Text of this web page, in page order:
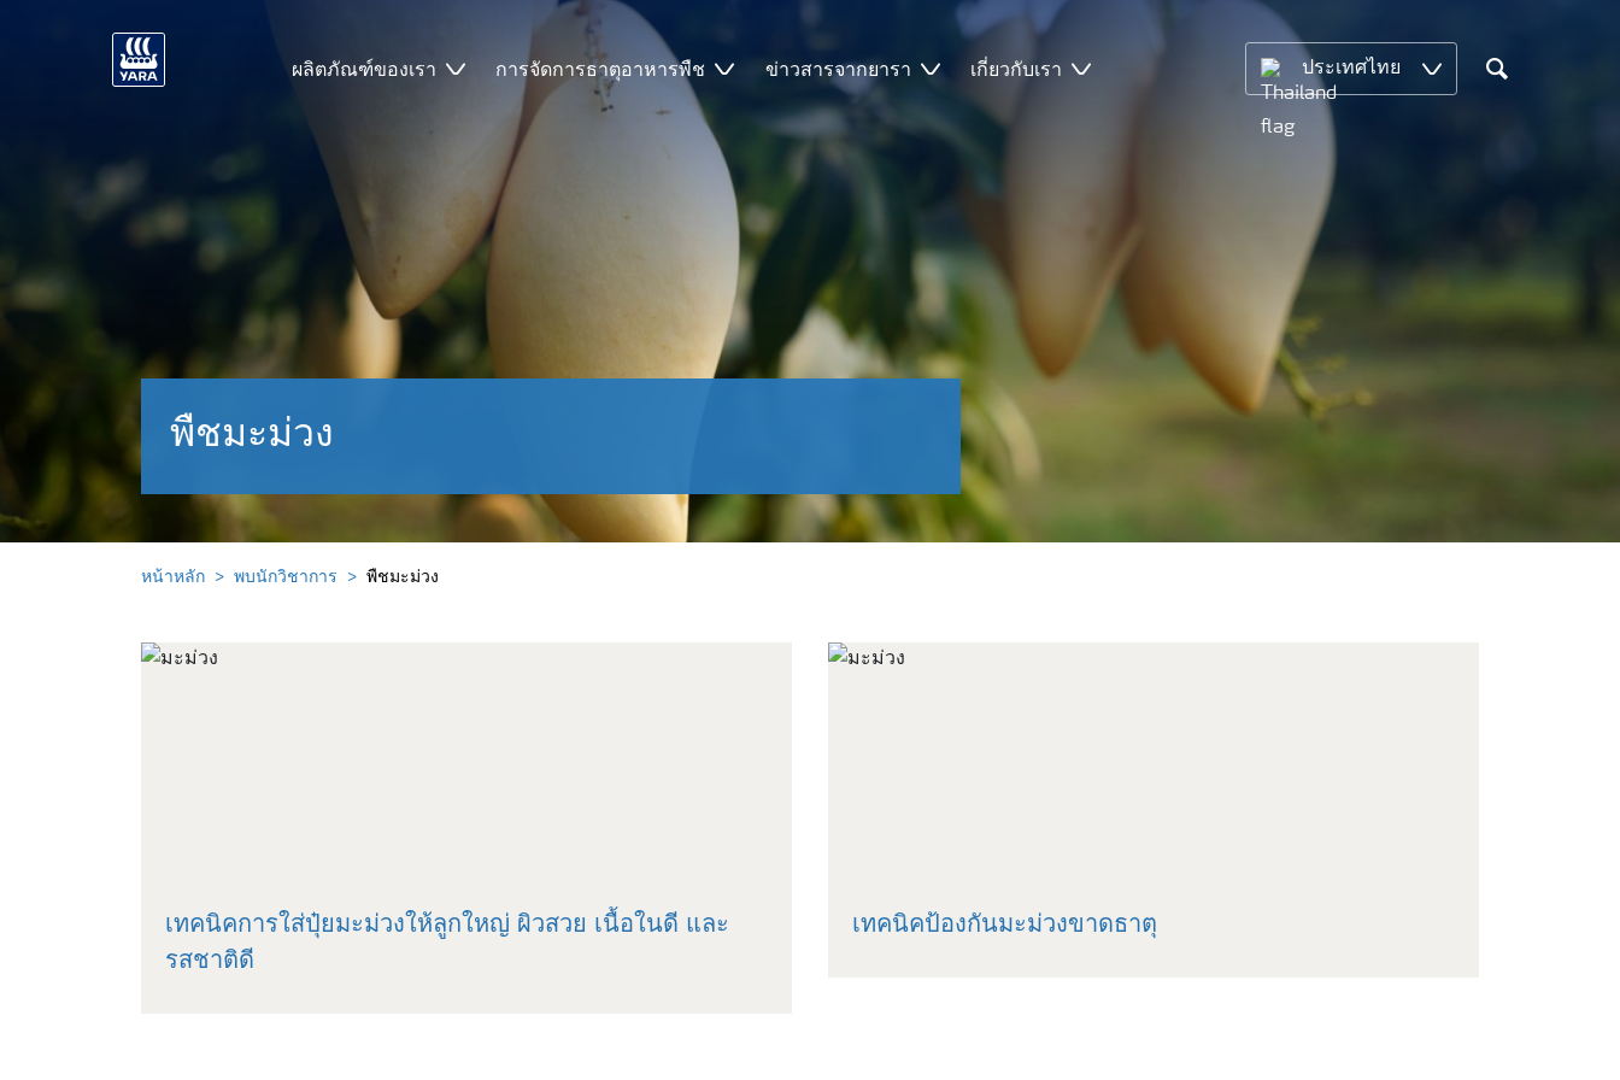
ผลิตภัณฑ์ของเรา การจัดการธาตุอาหารพืช ข่าวสารจากยารา เกี่ยวกับเรา ประเทศไทย
Search
พืชมะม่วง
หน้าหลัก พบนักวิชาการ พืชมะม่วง
เทคนิคการใส่ปุ๋ยมะม่วงให้ลูกใหญ่ ผิวสวย เนื้อในดี และ
รสชาติดี
เทคนิคป้องกันมะม่วงขาดธาตุ